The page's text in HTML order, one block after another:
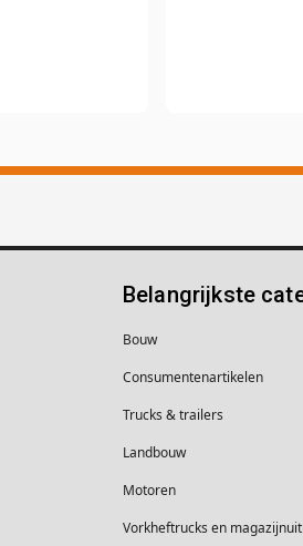
Belangrijkste
Bouw
Consumentenartikelen
Trucks & trailers
Landbouw
Motoren
Vorkheftrucks en